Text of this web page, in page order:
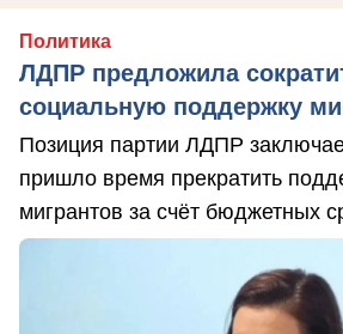
Политика
ЛДПР предложила
социальную поддержку
Позиция партии ЛДПР
пришло время прекратить
мигрантов за счёт бюджетных